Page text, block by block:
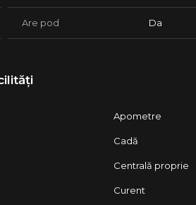
pentru predare la cheie;
și predarea imobilului
Are pod Da
Apometre
Cadă
Centrală proprie
Curent